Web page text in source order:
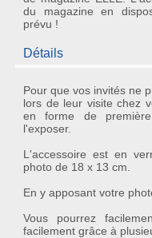
du magazine en
prévu !
Détails
Pour que vos invités ne
lors de leur visite chez
en forme de
l'exposer.
L'accessoire est en
photo de 18 x 13 cm.
En y apposant votre
Vous pourrez
facilement grâce à